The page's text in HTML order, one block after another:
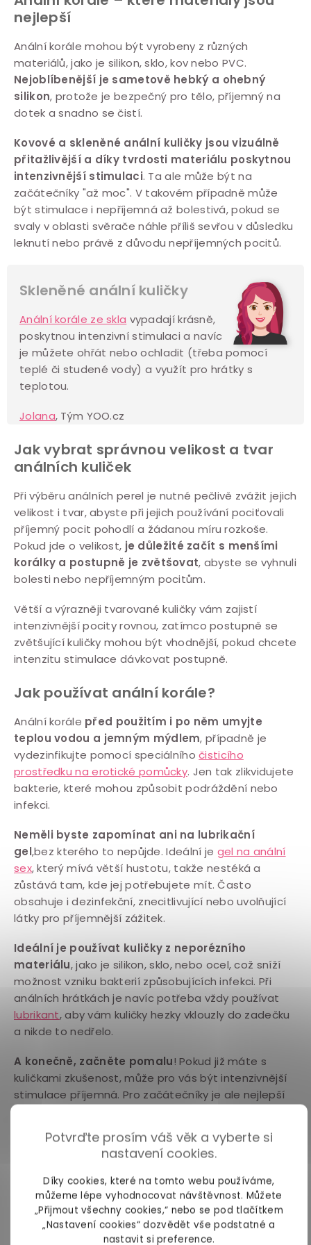
Potvrďte prosím váš věk a vyberte si
nastavení cookies.
Díky cookies, které na tomto webu používáme,
můžeme lépe vyhodnocovat návštěvnost. Můžete
„Přijmout všechny cookies,“ nebo se pod tlačítkem
„Nastavení cookies“ dozvědět vše podstatné a
nastavit si preference.
nejlepší
Anální korále mohou být vyrobeny z různých
materiálů, jako je silikon, sklo, kov nebo PVC.
Nejoblíbenější je sametově hebký a ohebný
silikon, protože je bezpečný pro tělo, příjemný na
dotek a snadno se čistí.
Kovové a skleněné anální kuličky jsou vizuálně
přitažlivější a díky tvrdosti materiálu poskytnou
intenzivnější stimulaci. Ta ale může být na
začátečníky "až moc". V takovém případně může
být stimulace i nepříjemná až bolestivá, pokud se
svaly v oblasti svěrače náhle příliš sevřou v důsledku
leknutí nebo právě z důvodu nepříjemných pocitů.
Skleněné anální kuličky
Anální korále ze skla vypadají krásně,
poskytnou intenzivní stimulaci a navíc
je můžete ohřát nebo ochladit (třeba pomocí
teplé či studené vody) a využít pro hrátky s
teplotou.
Jolana, Tým YOO.cz
Jak vybrat správnou velikost a tvar
análních kuliček
Při výběru análních perel je nutné pečlivě zvážit jejich
velikost i tvar, abyste při jejich používání pociťovali
příjemný pocit pohodlí a žádanou míru rozkoše.
Pokud jde o velikost, je důležité začít s menšími
korálky a postupně je zvětšovat, abyste se vyhnuli
bolesti nebo nepříjemným pocitům.
Větší a výrazněji tvarované kuličky vám zajistí
intenzivnější pocity rovnou, zatímco postupně se
zvětšující kuličky mohou být vhodnější, pokud chcete
intenzitu stimulace dávkovat postupně.
Jak používat anální korále?
Anální korále před použitím i po něm umyjte
teplou vodou a jemným mýdlem, případně je
vydezinfikujte pomocí speciálníhočisticího
prostředku na erotické pomůcky. Jen tak zlikvidujete
bakterie, které mohou způsobit podráždění nebo
infekci.
Neměli byste zapomínat ani na lubrikační
gel,bez kterého to nepůjde. Ideální je gel na anální
sex, který mívá větší hustotu, takže nestéká a
zůstává tam, kde jej potřebujete mít. Často
obsahuje i dezinfekční, znecitlivující nebo uvolňující
látky pro příjemnější zážitek.
Ideální je používat kuličky z neporézního
materiálu, jako je silikon, sklo, nebo ocel, což sníží
možnost vzniku bakterií způsobujících infekci. Při
análních hrátkách je navíc potřeba vždy používat
lubrikant, aby vám kuličky hezky vklouzly do zadečku
a nikde to nedřelo.
A konečně, začněte pomalu! Pokud již máte s
kuličkami zkušenost, může pro vás být intenzivnější
stimulace příjemná. Pro začátečníky je ale nejlepší
Pomalé zavádění jednoho korálku po druhém, jeho
přidržení na místě a následné vyjmutí před
zavedením dalšího vytváří znamenitou rozkoš,
kterou někteří spojují s orgasmickými stahy. Pomocí
análních kuliček navíc můžetestimulovat prostatu
U vibračních análních kuličekexperimentujte s